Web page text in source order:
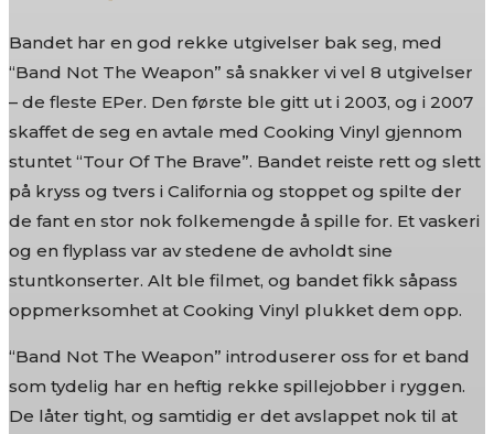
Bandet har en god rekke utgivelser bak seg, med
“Band Not The Weapon” så snakker vi vel 8 utgivelser
– de fleste EPer. Den første ble gitt ut i 2003, og i 2007
skaffet de seg en avtale med Cooking Vinyl gjennom
stuntet “Tour Of The Brave”. Bandet reiste rett og slett
på kryss og tvers i California og stoppet og spilte der
de fant en stor nok folkemengde å spille for. Et vaskeri
og en flyplass var av stedene de avholdt sine
stuntkonserter. Alt ble filmet, og bandet fikk såpass
oppmerksomhet at Cooking Vinyl plukket dem opp.
“Band Not The Weapon” introduserer oss for et band
som tydelig har en heftig rekke spillejobber i ryggen.
De låter tight, og samtidig er det avslappet nok til at